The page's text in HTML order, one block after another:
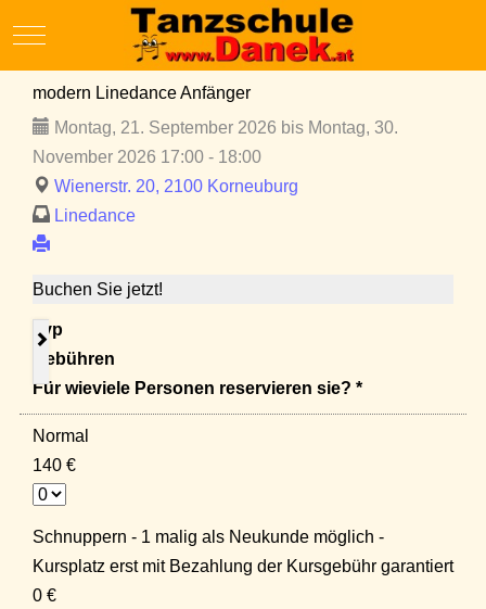
Mobile Menu Toggle
modern Linedance Anfänger
Montag, 21. September 2026 bis Montag, 30.
November 2026 17:00 - 18:00
Wienerstr. 20, 2100 Korneuburg
Linedance
Buchen Sie jetzt!
Typ
Gebühren
Für wieviele Personen reservieren sie? *
Normal
140 €
Schnuppern - 1 malig als Neukunde möglich -
Kursplatz erst mit Bezahlung der Kursgebühr garantiert
0 €